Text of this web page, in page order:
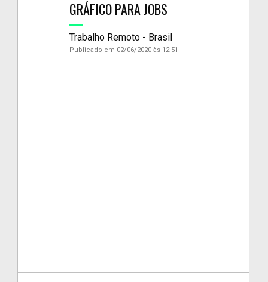
GRÁFICO PARA JOBS
Trabalho Remoto - Brasil
Publicado em 02/06/2020 às 12:51